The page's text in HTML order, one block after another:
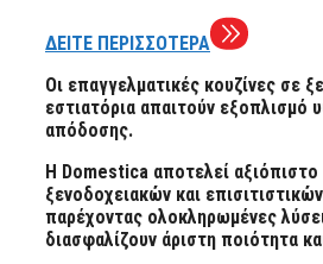
ΔΕΙΤΕ ΠΕΡΙΣΣΟΤΕΡΑ
Οι επαγγελματικές κουζίνες σε
εστιατόρια απαιτούν εξοπλισμό
απόδοσης.
Η Domestica αποτελεί
ξενοδοχειακών και
παρέχοντας ολοκληρωμένες
διασφαλίζουν άριστη ποιότητα